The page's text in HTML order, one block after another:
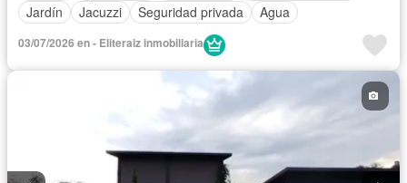
Jardín
Jacuzzi Seguridad privada Agua
03/07/2026 en - Eliteraiz inmobiliaria